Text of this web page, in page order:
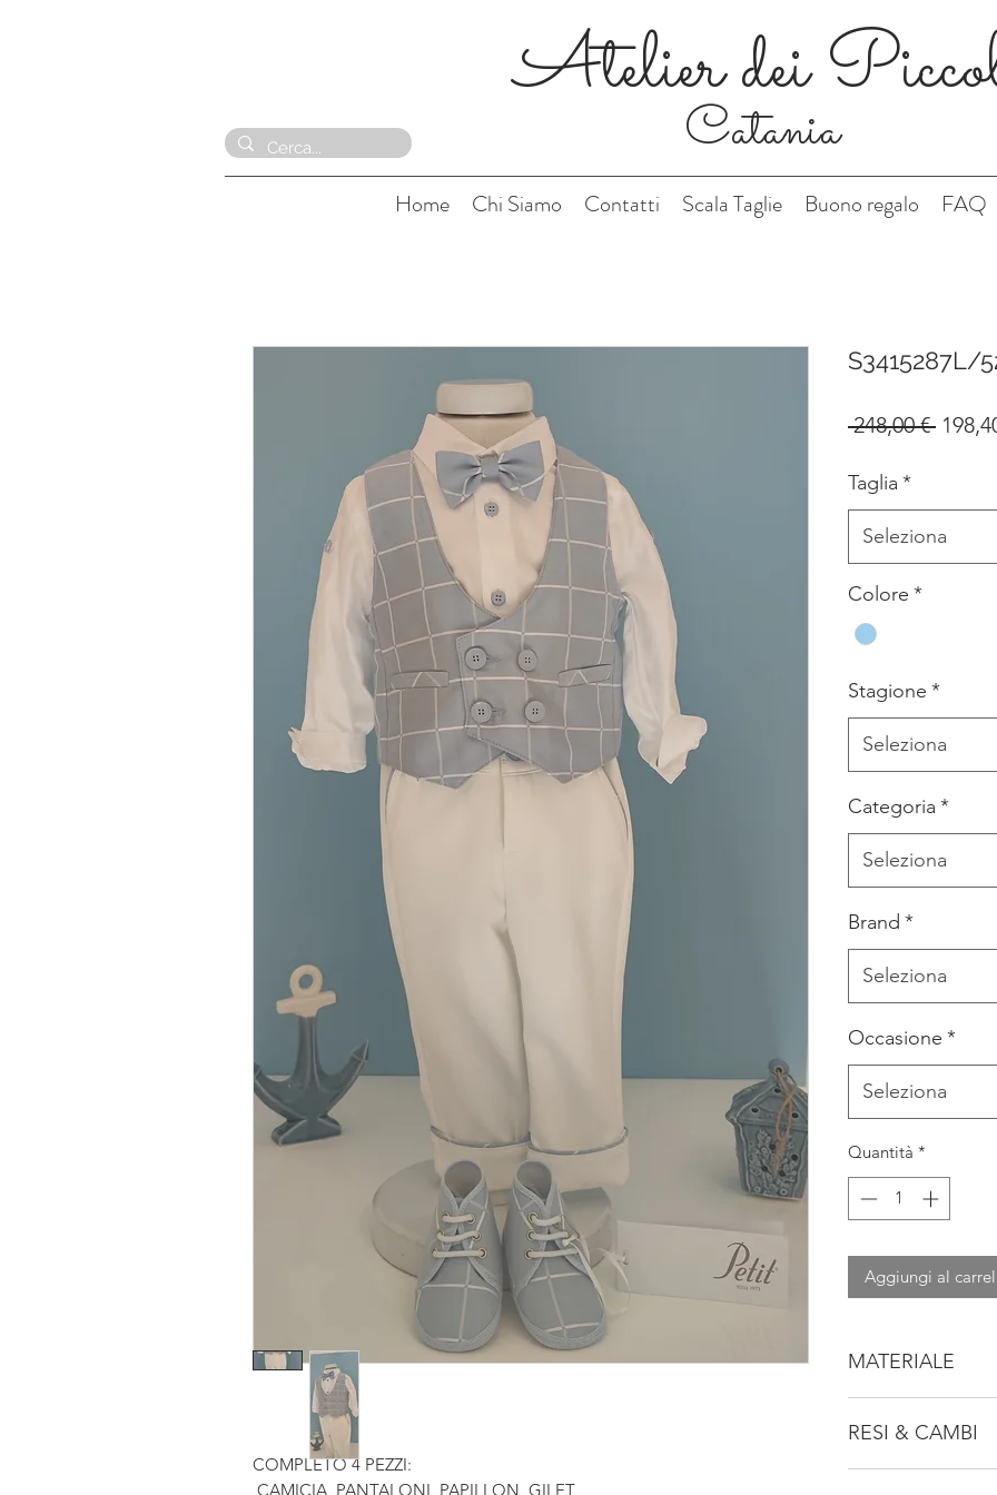
Atelier dei
Catania
Home Chi Siamo Contatti Scala Taglie Buono regalo FAQ
COMPLETO 4 PEZZI:
CAMICIA, PANTALONI, PAPILLON, GILET
S3415287L/
248,00 €
Taglia *
Seleziona
Colore *
Stagione *
Seleziona
Categoria *
Seleziona
Brand *
Seleziona
Occasione *
Seleziona
Quantità *
Aggiungi al
MATERIALE
24% COTONE
RESI & CAMBI